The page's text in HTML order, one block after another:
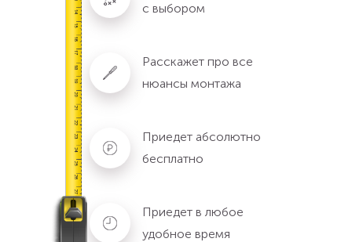
с выбором
Расскажет про все
нюансы монтажа
Приедет абсолютно
бесплатно
Приедет в любое
удобное время